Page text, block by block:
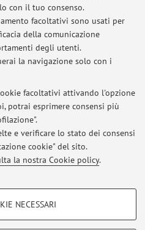
con il tuo consenso.
facoltativi sono usati per
della comunicazione
degli utenti.
la navigazione solo con i
facoltativi attivando l'opzione
potrai esprimere consensi più
e verificare lo stato dei consensi
cookie" del sito.
la nostra Cookie policy.
NECESSARI
avvisi
presenti avvisi.